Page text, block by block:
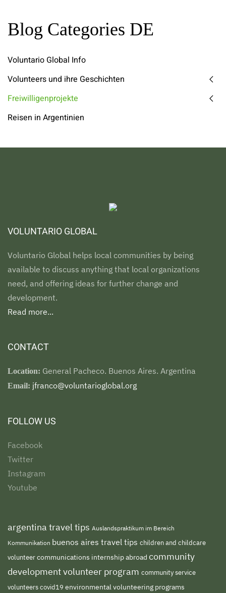
Blog Categories DE
Voluntario Global Info
Volunteers und ihre Geschichten
Freiwilligenprojekte
Reisen in Argentinien
VOLUNTARIO GLOBAL
Voluntario Global helps local communities by being
available to discuss anything that local organizations
need, and offering ideas for further change and
development.
Read more...
CONTACT
Location: General Pacheco. Buenos Aires. Argentina
Email: jfranco@voluntarioglobal.org
FOLLOW US
Facebook
Twitter
Instagram
Youtube
argentina travel tips Auslandspraktikum im Bereich
Kommunikation buenos aires travel tips children and childcare
volunteercommunications internship abroad community
development volunteer program community service
volunteerscovid19 environmental volunteering programs